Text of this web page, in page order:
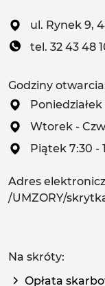
ul. Rynek 9,
tel. 32 43 48
Godziny
Poniedziałek
Wtorek -
Piątek 7:30 -
Adres
/UMZORY/
Na skróty:
Opłata